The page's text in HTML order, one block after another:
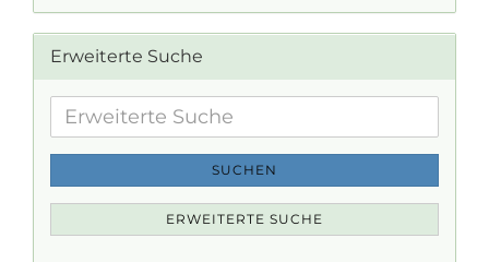
Erweiterte Suche
Erweiterte
Suche
SUCHEN
ERWEITERTE SUCHE